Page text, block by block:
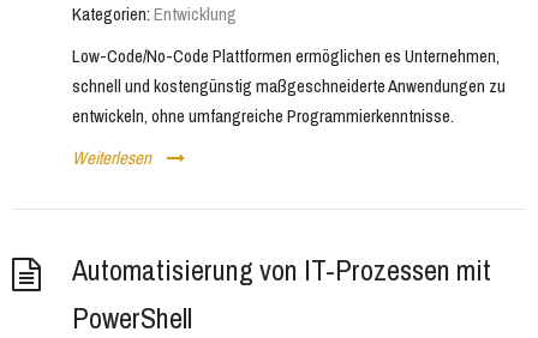
Kategorien:Entwicklung
Low-Code/No-Code Plattformen ermöglichen es Unternehmen,
schnell und kostengünstig maßgeschneiderte Anwendungen zu
entwickeln, ohne umfangreiche Programmierkenntnisse.
Weiterlesen
Automatisierung von IT-Prozessen mit
PowerShell